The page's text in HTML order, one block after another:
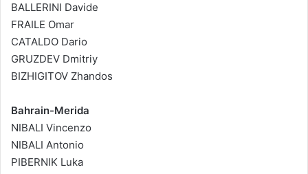
BALLERINI Davide
FRAILE Omar
CATALDO Dario
GRUZDEV Dmitriy
BIZHIGITOV Zhandos
Bahrain-Merida
NIBALI Vincenzo
NIBALI Antonio
PIBERNIK Luka